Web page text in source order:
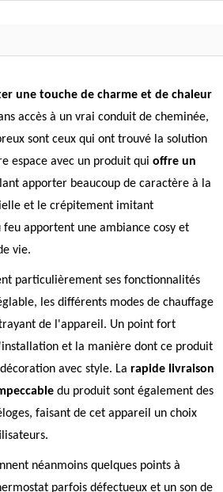
une touche de charme et de chaleur
accès à un vrai conduit de cheminée,
sont ceux qui ont trouvé la solution
espace avec un produit qui offre un
apporter beaucoup de caractère à la
et le crépitement imitant
apportent une ambiance cosy et
vie.
particulièrement ses fonctionnalités
les différents modes de chauffage
de l'appareil. Un point fort
et la manière dont ce produit
avec style. La rapide livraison
du produit sont également des
faisant de cet appareil un choix
néanmoins quelques points à
parfois défectueux et un son de